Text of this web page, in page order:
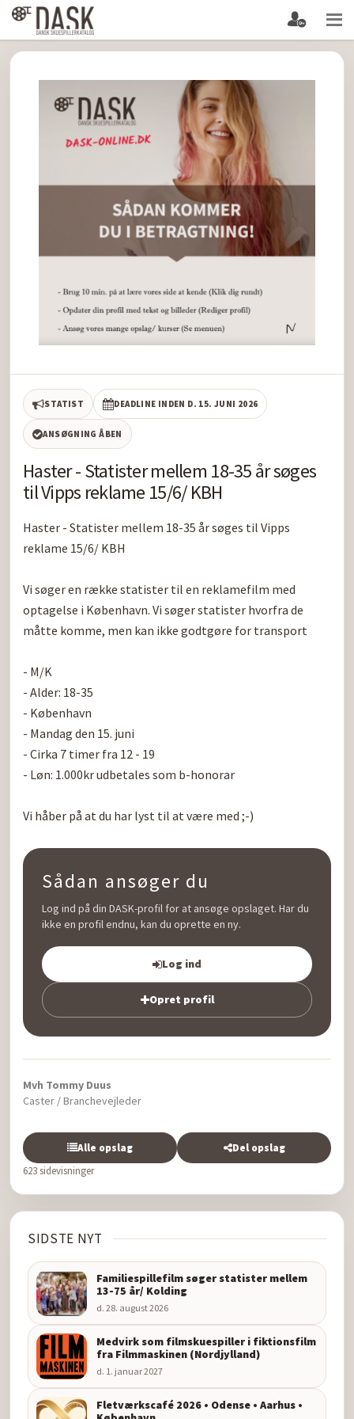
STATIST DEADLINE INDEN D. 15. JUNI 2026
ANSØGNING ÅBEN
Haster - Statister mellem 18-35 år søges
til Vipps reklame 15/6/ KBH
Haster - Statister mellem 18-35 år søges til Vipps
reklame 15/6/ KBH
Vi søger en række statister til en reklamefilm med
optagelse i København. Vi søger statister hvorfra de
måtte komme, men kan ikke godtgøre for transport
- M/K
- Alder: 18-35
- København
- Mandag den 15. juni
- Cirka 7 timer fra 12 - 19
- Løn: 1.000kr udbetales som b-honorar
Vi håber på at du har lyst til at være med ;-)
Sådan ansøger du
Log ind på din DASK-profil for at ansøge opslaget. Har du
ikke en profil endnu, kan du oprette en ny.
Log ind
Opret profil
Mvh Tommy Duus
Caster / Branchevejleder
Alle opslag
Del opslag
623 sidevisninger
SIDSTE NYT
Familiespillefilm søger statister mellem
13-75 år/ Kolding
d. 28. august 2026
Medvirk som filmskuespiller i fiktionsfilm
fra Filmmaskinen (Nordjylland)
d. 1. januar 2027
Fletværkscafé 2026 • Odense • Aarhus •